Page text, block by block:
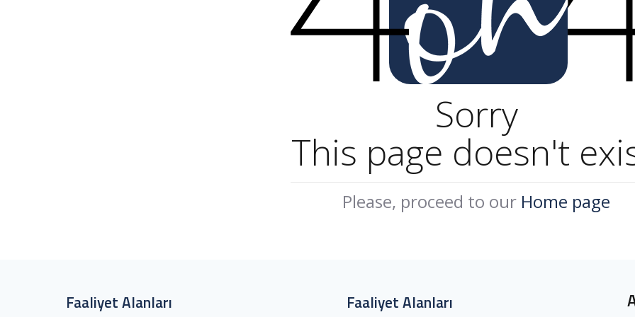
Sorry
This page doesn't
Please, proceed to our Home page
Faaliyet Alanları Faaliyet Alanları